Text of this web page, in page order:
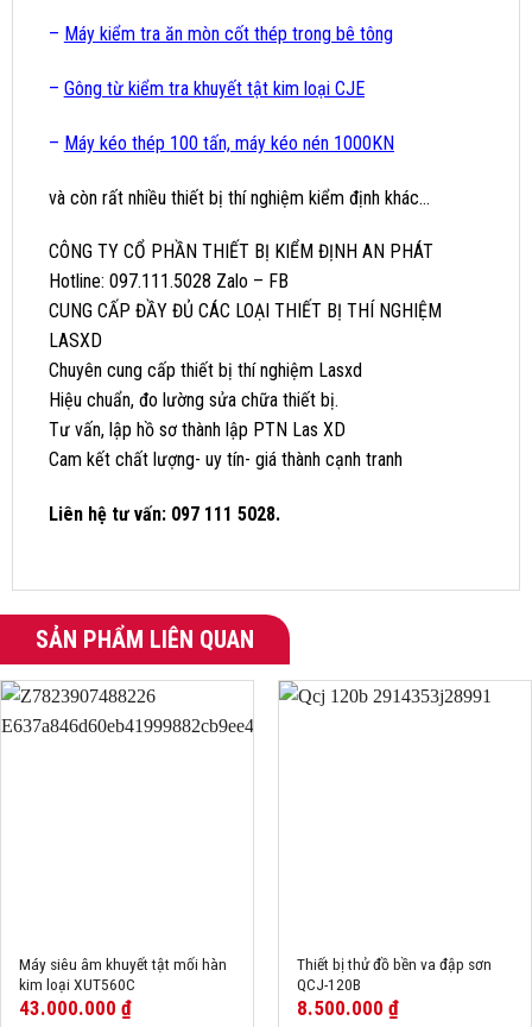
– Máy kiểm tra ăn mòn cốt thép trong bê tông
– Gông từ kiểm tra khuyết tật kim loại CJE
– Máy kéo thép 100 tấn, máy kéo nén 1000KN
và còn rất nhiều thiết bị thí nghiệm kiểm định khác…
CÔNG TY CỔ PHẦN THIẾT BỊ KIỂM ĐỊNH AN PHÁT
Hotline: 097.111.5028 Zalo – FB
CUNG CẤP ĐẦY ĐỦ CÁC LOẠI THIẾT BỊ THÍ NGHIỆM
LASXD
Chuyên cung cấp thiết bị thí nghiệm Lasxd
Hiệu chuẩn, đo lường sửa chữa thiết bị.
Tư vấn, lập hồ sơ thành lập PTN Las XD
Cam kết chất lượng- uy tín- giá thành cạnh tranh
Liên hệ tư vấn: 097 111 5028.
SẢN PHẨM LIÊN QUAN
Máy siêu âm khuyết tật mối hàn
kim loại XUT560C
43.000.000 ₫
Thiết bị thử đồ bền va đập sơn
QCJ-120B
8.500.000 ₫